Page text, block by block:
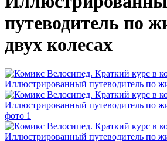
путеводитель по
двух колесах